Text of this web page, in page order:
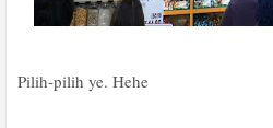
Pilih-pilih ye. Hehe